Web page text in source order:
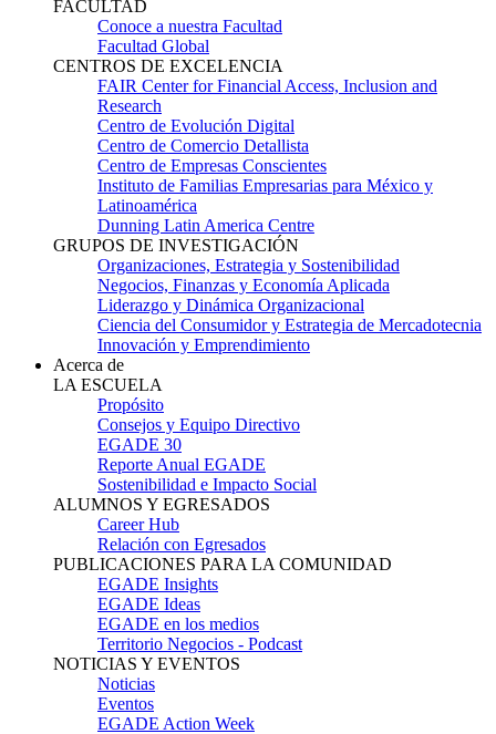
FACULTAD
Conoce a nuestra Facultad
Facultad Global
CENTROS DE EXCELENCIA
FAIR Center for Financial Access, Inclusion and
Research
Centro de Evolución Digital
Centro de Comercio Detallista
Centro de Empresas Conscientes
Instituto de Familias Empresarias para México y
Latinoamérica
Dunning Latin America Centre
GRUPOS DE INVESTIGACIÓN
Organizaciones, Estrategia y Sostenibilidad
Negocios, Finanzas y Economía Aplicada
Liderazgo y Dinámica Organizacional
Ciencia del Consumidor y Estrategia de Mercadotecnia
Innovación y Emprendimiento
Acerca de
LA ESCUELA
Propósito
Consejos y Equipo Directivo
EGADE 30
Reporte Anual EGADE
Sostenibilidad e Impacto Social
ALUMNOS Y EGRESADOS
Career Hub
Relación con Egresados
PUBLICACIONES PARA LA COMUNIDAD
EGADE Insights
EGADE Ideas
EGADE en los medios
Territorio Negocios - Podcast
NOTICIAS Y EVENTOS
Noticias
Eventos
EGADE Action Week